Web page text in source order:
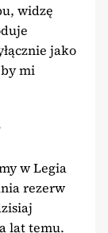
widzę
jako
mi
w Legia
rezerw
lat temu.